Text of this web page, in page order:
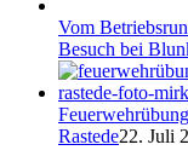
Vom
Besuch bei
Rastede22. Juli